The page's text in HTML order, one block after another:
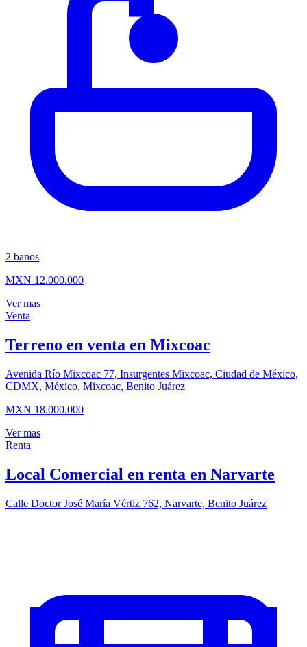
2 banos
MXN 12.000.000
Ver mas
Venta
Terreno en venta en Mixcoac
Avenida Río Mixcoac 77, Insurgentes Mixcoac, Ciudad de México,
CDMX, México, Mixcoac, Benito Juárez
MXN 18.000.000
Ver mas
Renta
Local Comercial en renta en Narvarte
Calle Doctor José María Vértiz 762, Narvarte, Benito Juárez